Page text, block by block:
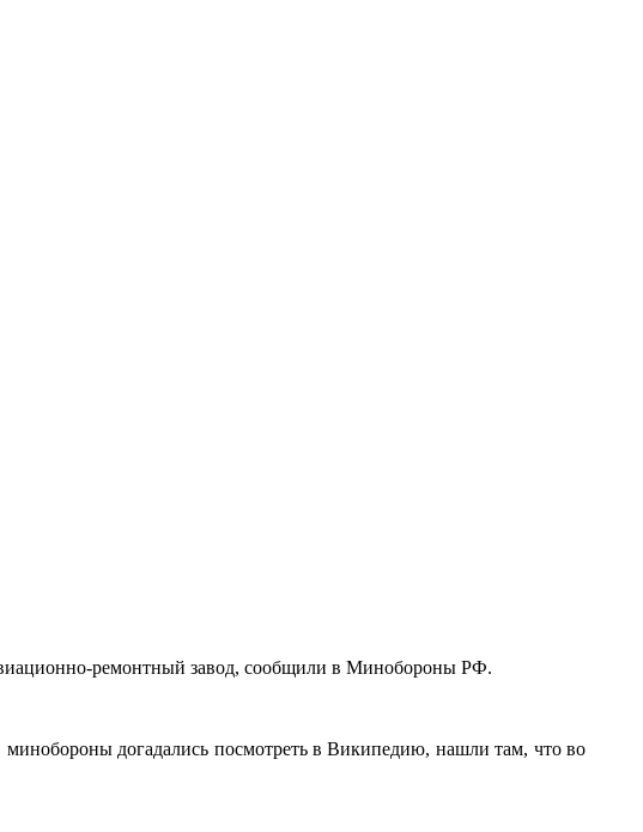
ремонтный завод, сообщили в Минобороны РФ.
минобороны догадались посмотреть в Википедию, нашли там, что во